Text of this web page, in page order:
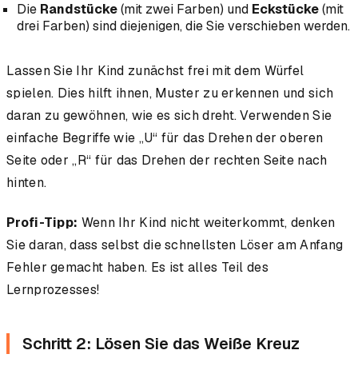
Die Randstücke(mit zwei Farben) und Eckstücke(mit
drei Farben) sind diejenigen, die Sie verschieben werden.
Lassen Sie Ihr Kind zunächst frei mit dem Würfel
spielen. Dies hilft ihnen, Muster zu erkennen und sich
daran zu gewöhnen, wie es sich dreht. Verwenden Sie
einfache Begriffe wie „U“ für das Drehen der oberen
Seite oder „R“ für das Drehen der rechten Seite nach
hinten.
Profi-Tipp: Wenn Ihr Kind nicht weiterkommt, denken
Sie daran, dass selbst die schnellsten Löser am Anfang
Fehler gemacht haben. Es ist alles Teil des
Lernprozesses!
Schritt 2: Lösen Sie das Weiße Kreuz